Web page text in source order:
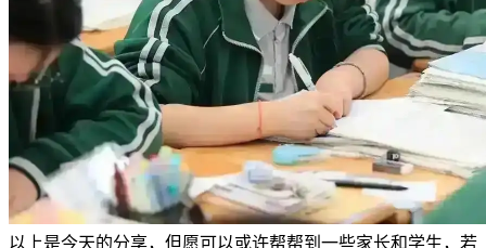
以上是今天的分享，但愿可以或许帮帮到一些家长和学生，若